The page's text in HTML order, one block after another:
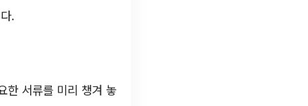
.
한 서류를 미리 챙겨 놓